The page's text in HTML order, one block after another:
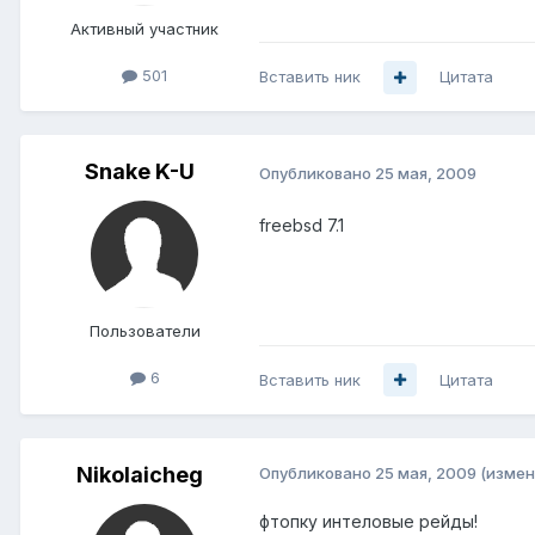
Активный участник
501 Вставить ник Цитата
Snake K-U
Пользователи
6
Опубликовано 25 мая, 2009
freebsd 7.1
Вставить ник Цитата
Nikolaicheg Опубликовано 25 мая, 2009
фтопку интеловые рейды!